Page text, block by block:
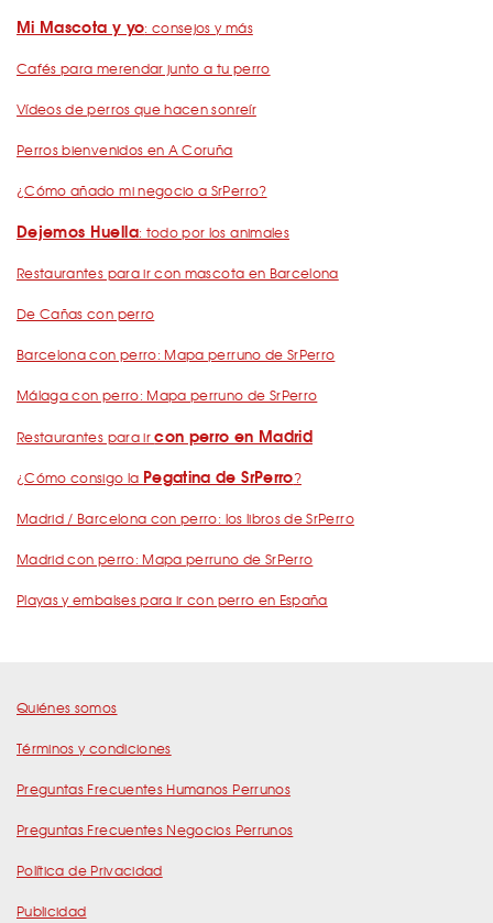
Mi Mascota y yo: consejos y más
Cafés para merendar junto a tu perro
Vídeos de perros que hacen sonreír
Perros bienvenidos en A Coruña
¿Cómo añado mi negocio a SrPerro?
Dejemos Huella: todo por los animales
Restaurantes para ir con mascota en Barcelona
De Cañas con perro
Barcelona con perro: Mapa perruno de SrPerro
Málaga con perro: Mapa perruno de SrPerro
Restaurantes para ircon perro en Madrid
¿Cómo consigo la Pegatina de SrPerro?
Madrid / Barcelona con perro: los libros de SrPerro
Madrid con perro: Mapa perruno de SrPerro
Playas y embalses para ir con perro en España
Quiénes somos
Términos y condiciones
Preguntas Frecuentes Humanos Perrunos
Preguntas Frecuentes Negocios Perrunos
Política de Privacidad
Publicidad